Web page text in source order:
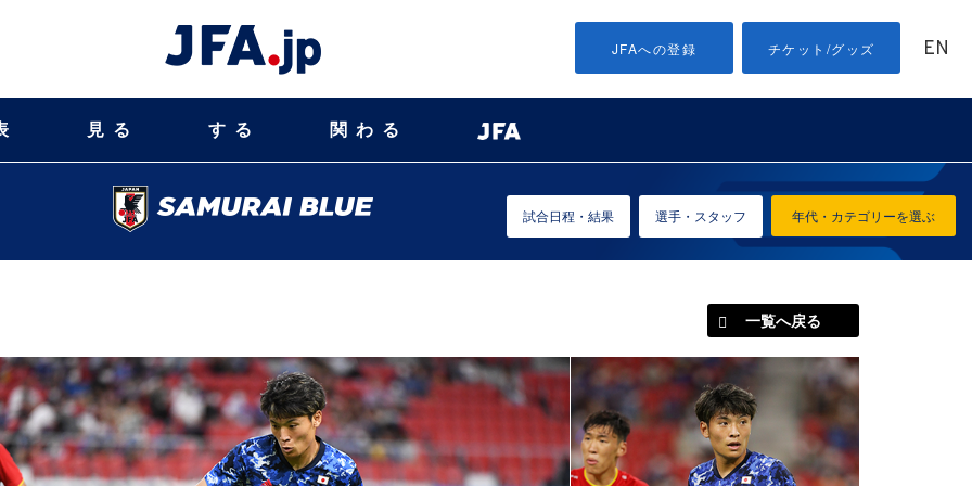
JFAへの登録 チケット/グッズ EN
見る する 関わる
年代・カテゴリーを選ぶ
試合日程・結果 選手・スタッフ
一覧へ戻る